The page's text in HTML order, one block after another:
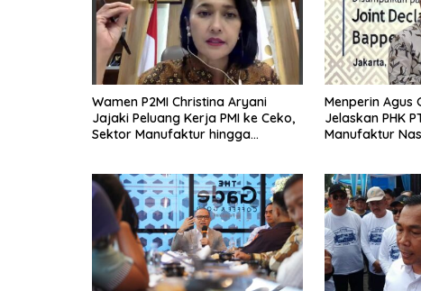
Wamen P2MI Christina Aryani
Jajaki Peluang Kerja PMI ke Ceko,
Sektor Manufaktur hingga
Menperin Agus
Jelaskan PHK
Manufaktur